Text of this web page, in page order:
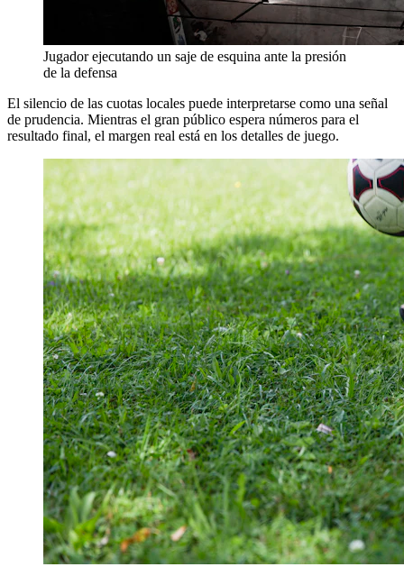
Jugador ejecutando un saje de esquina ante la presión
de la defensa
El silencio de las cuotas locales puede interpretarse como una señal
de prudencia. Mientras el gran público espera números para el
resultado final, el margen real está en los detalles de juego.